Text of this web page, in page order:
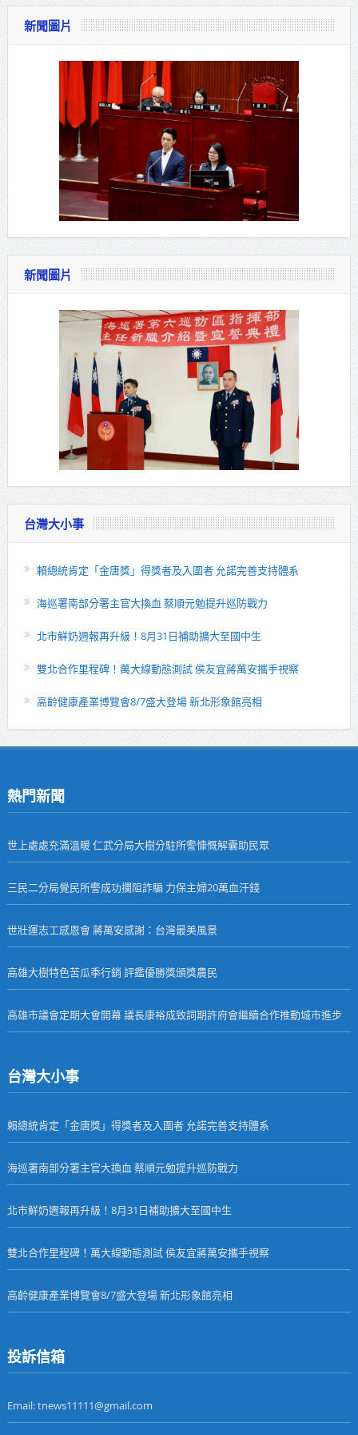
新聞圖片
新聞圖片
台灣大小事
賴總統肯定「金唐獎」得獎者及入圍者 允諾完善支持體系
海巡署南部分署主官大換血 蔡順元勉提升巡防戰力
北市鮮奶週報再升級！8月31日補助擴大至國中生
雙北合作里程碑！萬大線動態測試 侯友宜蔣萬安攜手視察
高齡健康產業博覽會8/7盛大登場 新北形象館亮相
熱門新聞
世上處處充滿溫暖 仁武分局大樹分駐所警慷慨解囊助民眾
三民二分局覺民所警成功攔阻詐騙 力保主婦20萬血汗錢
世壯運志工感恩會 蔣萬安感謝：台灣最美風景
高雄大樹特色苦瓜季行銷 評鑑優勝獎頒獎農民
高雄市議會定期大會開幕 議長康裕成致詞期許府會繼續合作推動城市進步
台灣大小事
賴總統肯定「金唐獎」得獎者及入圍者 允諾完善支持體系
海巡署南部分署主官大換血 蔡順元勉提升巡防戰力
北市鮮奶週報再升級！8月31日補助擴大至國中生
雙北合作里程碑！萬大線動態測試 侯友宜蔣萬安攜手視察
高齡健康產業博覽會8/7盛大登場 新北形象館亮相
投訴信箱
Email: tnews11111@gmail.com